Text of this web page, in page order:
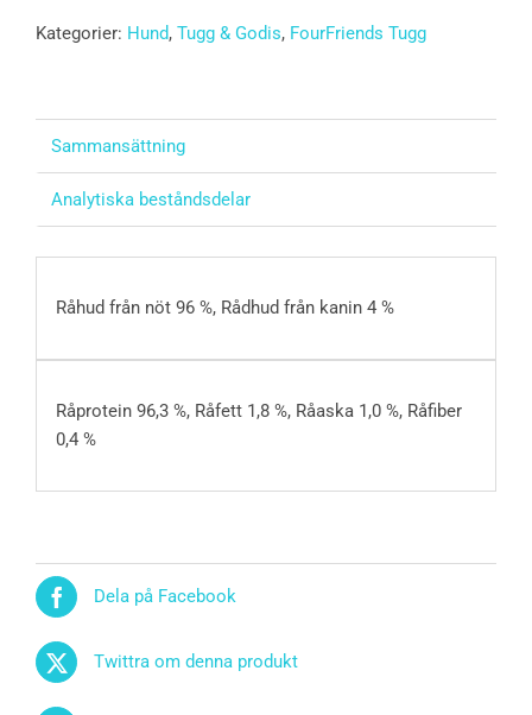
Kategorier: Hund, Tugg & Godis, FourFriends Tugg
Sammansättning
Analytiska beståndsdelar
Råhud från nöt 96 %, Rådhud från kanin 4 %
Råprotein 96,3 %, Råfett 1,8 %, Råaska 1,0 %, Råfiber
0,4 %
Dela på Facebook
Twittra om denna produkt